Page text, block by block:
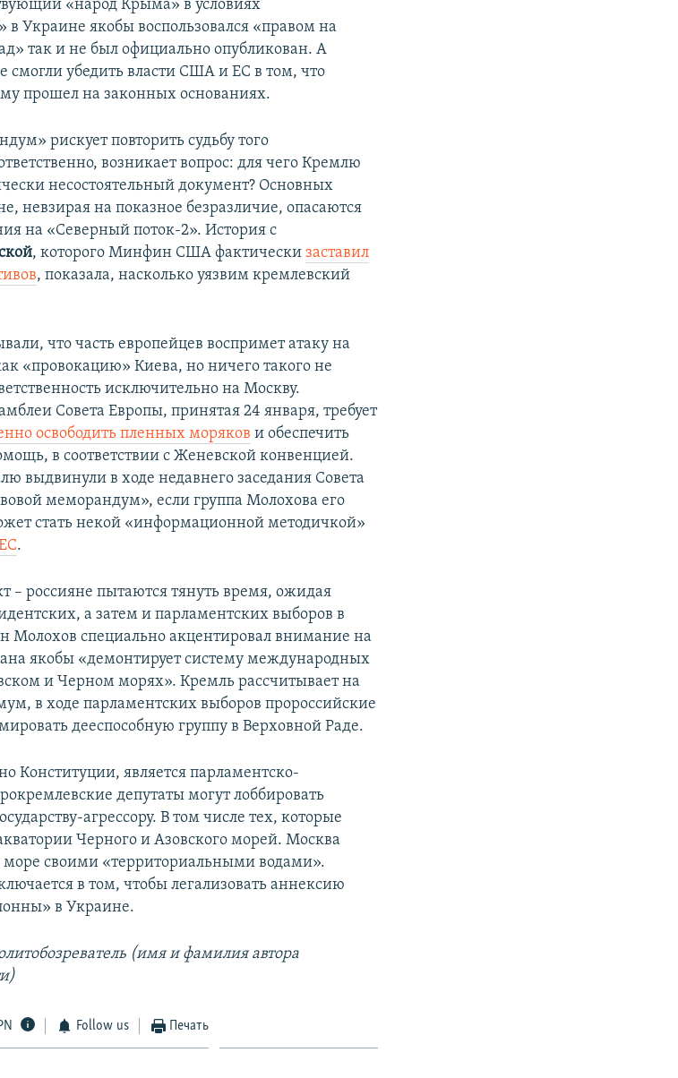
«народ Крыма» в условиях
в Украине якобы воспользовался «правом на
так и не был официально опубликован. А
смогли убедить власти США и ЕС в том, что
прошел на законных основаниях.
рискует повторить судьбу того
возникает вопрос: для чего Кремлю
несостоятельный документ? Основных
невзирая на показное безразличие, опасаются
на «Северный поток-2». История с
, которого Минфин США фактическизаставил
, показала, насколько уязвим кремлевский
что часть европейцев воспримет атаку на
«провокацию» Киева, но ничего такого не
исключительно на Москву.
Совета Европы, принятая 24 января, требует
освободить пленных моряков и обеспечить
в соответствии с Женевской конвенцией.
выдвинули в ходе недавнего заседания Совета
меморандум», если группа Молохова его
стать некой «информационной методичкой»
.
– россияне пытаются тянуть время, ожидая
а затем и парламентских выборов в
Молохов специально акцентировал внимание на
якобы «демонтирует систему международных
и Черном морях». Кремль рассчитывает на
в ходе парламентских выборов пророссийские
дееспособную группу в Верховной Раде.
Конституции, является парламентско-
депутаты могут лоббировать
агрессору. В том числе тех, которые
Черного и Азовского морей. Москва
море своими «территориальными водами».
в том, чтобы легализовать аннексию
в Украине.
(имя и фамилия автора
Follow us Печать